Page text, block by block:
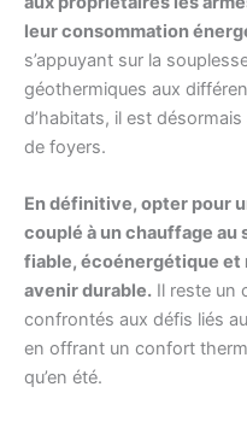
leur consommation
s’appuyant sur la
géothermiques aux
d’habitats, il est
de foyers.
En définitive, opter pour
couplé à un chauffage au
fiable, écoénergétique
avenir durable. Il reste un
confrontés aux défis liés
en offrant un confort
qu’en été.